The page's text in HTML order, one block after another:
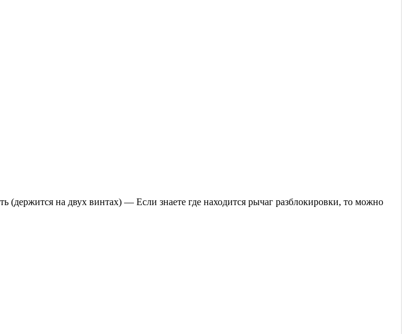
(держится на двух винтах) — Если знаете где находится рычаг разблокировки, то можно